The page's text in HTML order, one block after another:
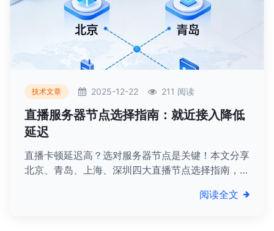
技术文章 2025-12-22 211 阅读
直播服务器节点选择指南：就近接入降低
延迟
直播卡顿延迟高？选对服务器节点是关键！本文分享
北京、青岛、上海、深圳四大直播节点选择指南，围
配场景及实操技巧，帮你快速匹配节点，大幅降低直
阅读全文